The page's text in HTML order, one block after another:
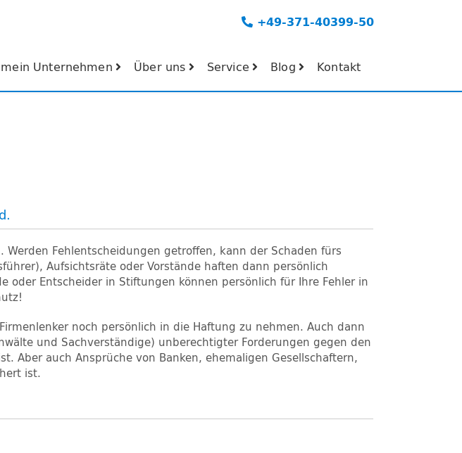
+49-371-40399-50
Unternehmen Über uns Service Blog Kontakt
Fehlentscheidungen getroffen, kann der Schaden fürs
Aufsichtsräte oder Vorstände haften dann persönlich
Entscheider in Stiftungen können persönlich für Ihre Fehler in
noch persönlich in die Haftung zu nehmen. Auch dann
und Sachverständige) unberechtigter Forderungen gegen den
Aber auch Ansprüche von Banken, ehemaligen Gesellschaftern,
ist.